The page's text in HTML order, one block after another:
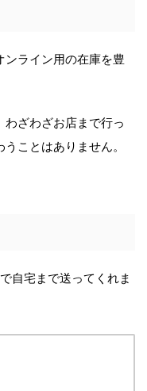
ンライン用の在庫を豊
わざわざお店まで行っ
ことはありません。
自宅まで送ってくれま